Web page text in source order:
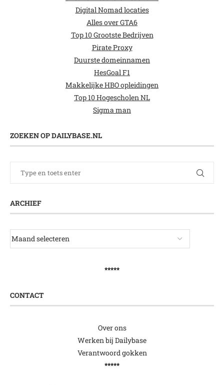
Digital Nomad locaties
Alles over GTA6
Top 10 Grootste Bedrijven
Pirate Proxy
Duurste domeinnamen
HesGoal F1
Makkelijke HBO opleidingen
Top 10 Hogescholen NL
Sigma man
ZOEKEN OP DAILYBASE.NL
ARCHIEF
*****
CONTACT
Over ons
Werken bij Dailybase
Verantwoord gokken
*****